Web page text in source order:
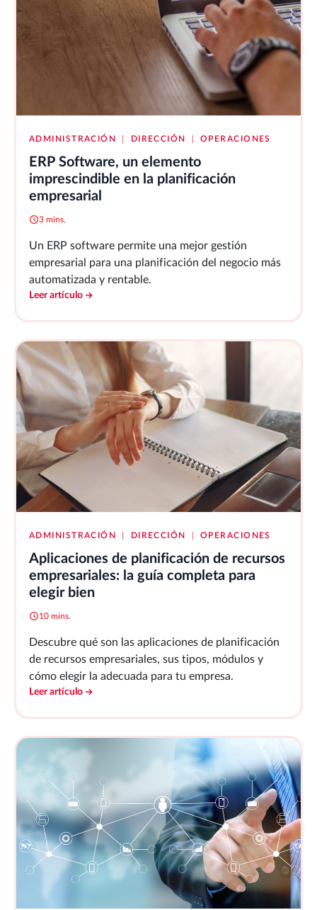
ADMINISTRACIÓN DIRECCIÓN OPERACIONES
ERP Software, un elemento
imprescindible en la planificación
empresarial
3 mins.
Un ERP software permite una mejor gestión
empresarial para una planificación del negocio más
automatizada y rentable.
Leer artículo
ADMINISTRACIÓN DIRECCIÓN OPERACIONES
Aplicaciones de planificación de recursos
empresariales: la guía completa para
elegir bien
10 mins.
Descubre qué son las aplicaciones de planificación
de recursos empresariales, sus tipos, módulos y
cómo elegir la adecuada para tu empresa.
Leer artículo